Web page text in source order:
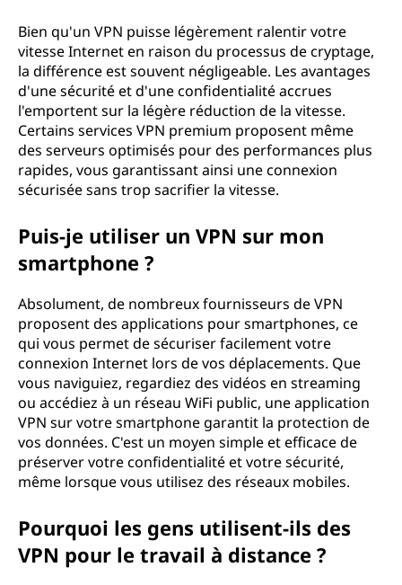
u
V
N
Bien qu'un VPN puisse légèrement ralentir votre
vitesse Internet en raison du processus de cryptage,
la différence est souvent négligeable. Les avantages
d'une sécurité et d'une confidentialité accrues
l'emportent sur la légère réduction de la vitesse.
Certains services VPN premium proposent même
des serveurs optimisés pour des performances plus
rapides, vous garantissant ainsi une connexion
sécurisée sans trop sacrifier la vitesse.
Puis-je utiliser un VPN sur mon
smartphone ?
Absolument, de nombreux fournisseurs de VPN
proposent des applications pour smartphones, ce
qui vous permet de sécuriser facilement votre
connexion Internet lors de vos déplacements. Que
vous naviguiez, regardiez des vidéos en streaming
ou accédiez à un réseau WiFi public, une application
VPN sur votre smartphone garantit la protection de
vos données. C'est un moyen simple et efficace de
préserver votre confidentialité et votre sécurité,
même lorsque vous utilisez des réseaux mobiles.
Pourquoi les gens utilisent-ils des
VPN pour le travail à distance ?